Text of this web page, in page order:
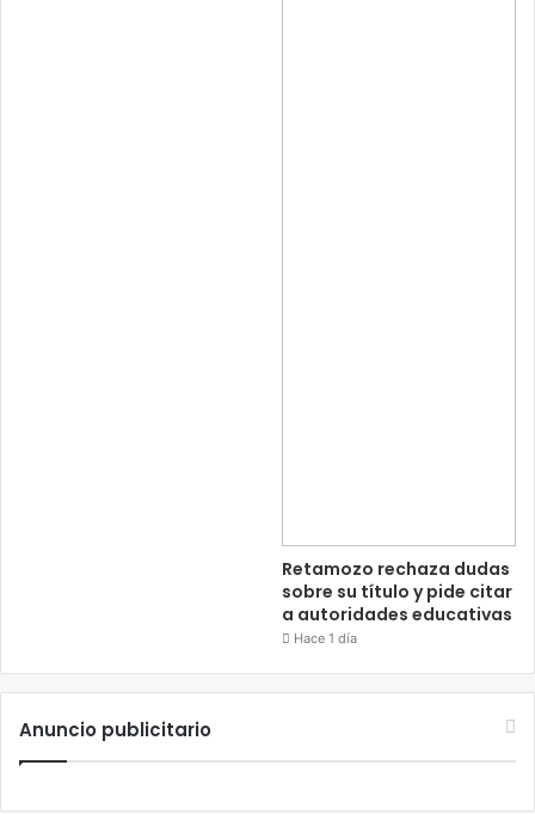
Retamozo rechaza dudas
sobre su título y pide citar
a autoridades educativas
Hace 1 día
Anuncio publicitario